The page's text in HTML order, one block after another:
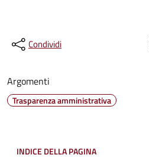
Condividi
Argomenti
Trasparenza amministrativa
INDICE DELLA PAGINA